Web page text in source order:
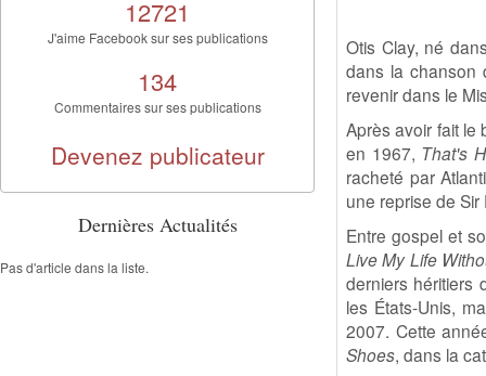
Otis Clay, né
dans la chanson
revenir dans le
Après avoir fait le
en 1967, That's
racheté par
une reprise de
Entre gospel et
Live My Life
derniers héritiers
les États-Unis,
2007. Cette
Shoes, dans la
12721
J'aime Facebook sur ses publications
134
Commentaires sur ses publications
Devenez publicateur
Dernières Actualités
Pas d'article dans la liste.